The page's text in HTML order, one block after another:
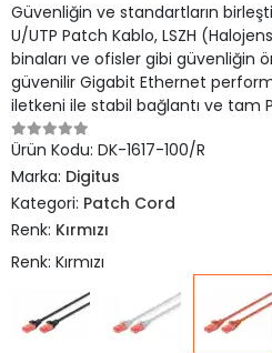
Güvenliğin ve standartların
U/UTP Patch Kablo, LSZH
binaları ve ofisler gibi güvenliğin
güvenilir Gigabit Ethernet
iletkeni ile stabil bağlantı ve tam
Ürün Kodu: DK-1617-100/R
Marka: Digitus
Kategori: Patch Cord
Renk: Kırmızı
Renk: Kırmızı